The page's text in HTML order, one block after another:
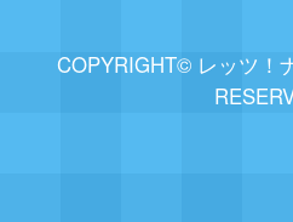
COPYRIGHT© レッツ！